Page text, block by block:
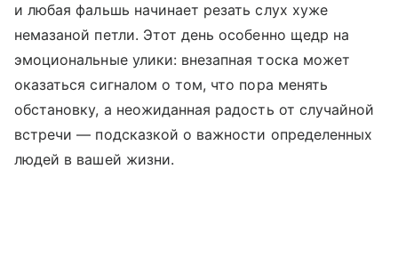
и любая фальшь начинает резать слух хуже
немазаной петли. Этот день особенно щедр на
эмоциональные улики: внезапная тоска может
оказаться сигналом о том, что пора менять
обстановку, а неожиданная радость от случайной
встречи — подсказкой о важности определенных
людей в вашей жизни.